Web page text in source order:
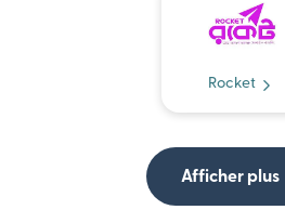
Rocket
Afficher plus